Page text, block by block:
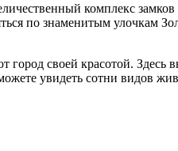
комплекс
по знаменитым улочкам
своей красотой. Здесь
увидеть сотни видов